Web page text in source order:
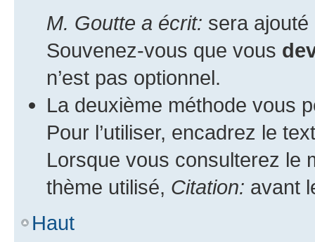
M. Goutte a écrit: sera
Souvenez-vous que vous
n’est pas optionnel.
La deuxième méthode vous
Pour l’utiliser, encadrez le
Lorsque vous consulterez le
thème utilisé, Citation: avant
Haut